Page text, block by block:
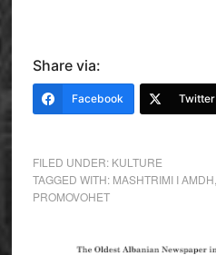
Share via:
Facebook Twitter
FILED UNDER: KULTURE
TAGGED WITH: MASHTRIMI I AMDH
PROMOVOHET